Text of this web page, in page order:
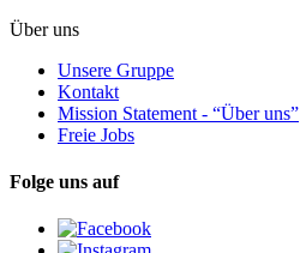
Über uns
Unsere Gruppe
Kontakt
Mission Statement - “Über uns”
Freie Jobs
Folge uns auf